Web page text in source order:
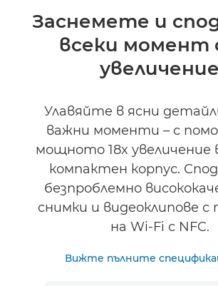
Преглед
Спецификации
Заснемете и
всеки момент
увеличение
Улавяйте в ясни
важни моменти – с
мощното 18x увеличение
компактен корпус.
безпроблемно
снимки и видеоклипове
на Wi-Fi с NFC.
Вижте пълните